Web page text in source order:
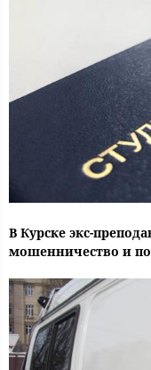
В Курске экс-
мошенничество и